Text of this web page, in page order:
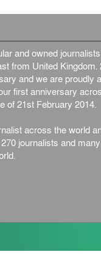
and owned
from United
and we are proudly
first anniversary
of 21st February 2014.
across the world
journalists and